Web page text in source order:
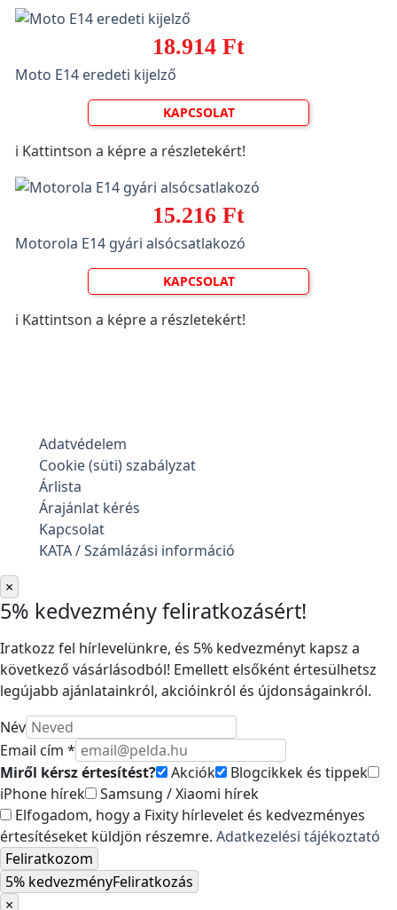
18.914 Ft
Moto E14 eredeti kijelző
KAPCSOLAT
ℹ️ Kattintson a képre a részletekért!
15.216 Ft
Motorola E14 gyári alsócsatlakozó
KAPCSOLAT
ℹ️ Kattintson a képre a részletekért!
Adatvédelem
Cookie (süti) szabályzat
Árlista
Árajánlat kérés
Kapcsolat
KATA / Számlázási információ
×
5% kedvezmény feliratkozásért!
Iratkozz fel hírlevelünkre, és 5% kedvezményt kapsz a
következő vásárlásodból! Emellett elsőként értesülhetsz
legújabb ajánlatainkról, akcióinkról és újdonságainkról.
Név
Email cím *
Miről kérsz értesítést?
Akciók
Blogcikkek és tippek
iPhone hírek
Samsung / Xiaomi hírek
Elfogadom, hogy a Fixity hírlevelet és kedvezményes
értesítéseket küldjön részemre. Adatkezelési tájékoztató
Feliratkozom
5% kedvezményFeliratkozás
×